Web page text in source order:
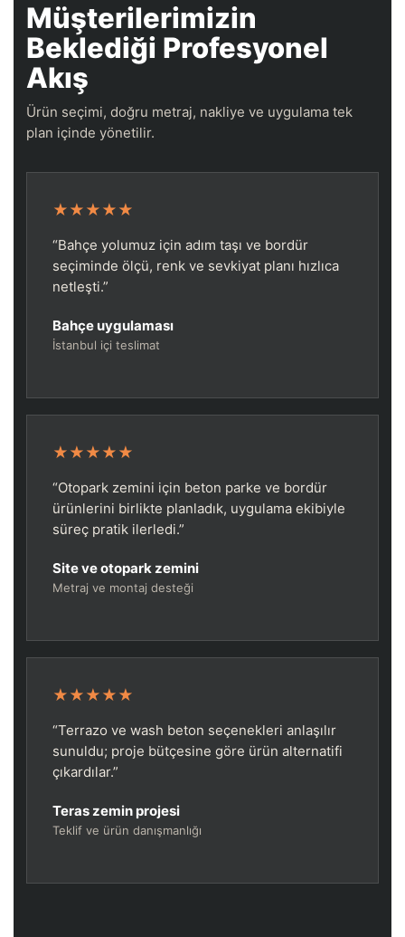
Müşterilerimizin
Beklediği Profesyonel
Akış
Ürün seçimi, doğru metraj, nakliye ve uygulama tek
plan içinde yönetilir.
★★★★★
“Bahçe yolumuz için adım taşı ve bordür
seçiminde ölçü, renk ve sevkiyat planı hızlıca
netleşti.”
Bahçe uygulaması
İstanbul içi teslimat
★★★★★
“Otopark zemini için beton parke ve bordür
ürünlerini birlikte planladık, uygulama ekibiyle
süreç pratik ilerledi.”
Site ve otopark zemini
Metraj ve montaj desteği
★★★★★
“Terrazo ve wash beton seçenekleri anlaşılır
sunuldu; proje bütçesine göre ürün alternatifi
çıkardılar.”
Teras zemin projesi
Teklif ve ürün danışmanlığı